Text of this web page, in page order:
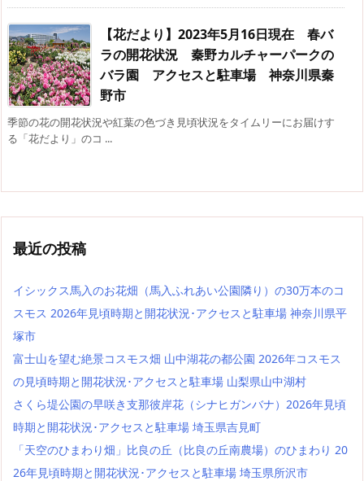
【花だより】2023年5月16日現在 春バ
ラの開花状況 秦野カルチャーパークの
バラ園 アクセスと駐車場 神奈川県秦
野市
季節の花の開花状況や紅葉の色づき見頃状況をタイムリーにお届けす
る「花だより」のコ ...
最近の投稿
イシックス馬入のお花畑（馬入ふれあい公園隣り）の30万本のコ
スモス 2026年見頃時期と開花状況･アクセスと駐車場 神奈川県平
塚市
富士山を望む絶景コスモス畑 山中湖花の都公園 2026年コスモス
の見頃時期と開花状況･アクセスと駐車場 山梨県山中湖村
さくら堤公園の早咲き支那彼岸花（シナヒガンバナ）2026年見頃
時期と開花状況･アクセスと駐車場 埼玉県吉見町
「天空のひまわり畑」比良の丘（比良の丘南農場）のひまわり 20
26年見頃時期と開花状況･アクセスと駐車場 埼玉県所沢市